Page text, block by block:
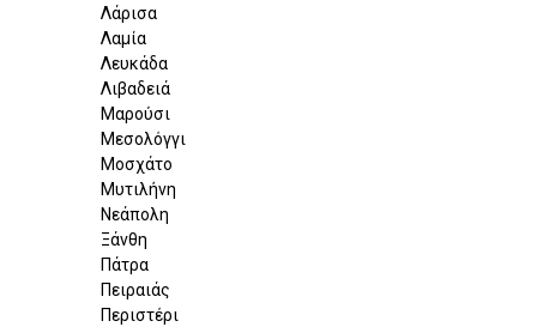
Λάρισα
Λαμία
Λευκάδα
Λιβαδειά
Μαρούσι
Μεσολόγγι
Μοσχάτο
Μυτιλήνη
Νεάπολη
Ξάνθη
Πάτρα
Πειραιάς
Περιστέρι